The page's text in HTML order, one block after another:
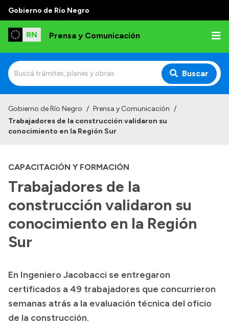
Gobierno de Río Negro
Prensa y Comunicación
Buscar
Institucional
Referentes de prensa
Archivo de noticias
Transparencia
Presupuesto
Compras y licitaciones
Consulta de expedientes
Consulta de pago a proveedores
Gobierno de Río Negro / Prensa y Comunicación /
Trabajadores de la construcción validaron su
conocimiento en la Región Sur
CAPACITACIÓN Y FORMACIÓN
Trabajadores de la
construcción validaron su
conocimiento en la Región
Sur
En Ingeniero Jacobacci se entregaron
certificados a 49 trabajadores que concurrieron
semanas atrás a la evaluación técnica del oficio
de la construcción.